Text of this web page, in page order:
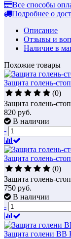
Все способы
Подробнее о
Описание
Отзывы и
Наличие в
Похожие товары
Защита голень-
(0)
Защита голень-
820 руб.
В наличии
-
Защита голень-
(0)
Защита голень-
750 руб.
В наличии
-
Защита голени